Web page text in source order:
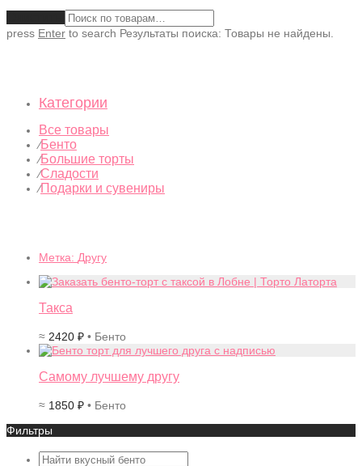
press Enter to search Результаты поиска: Товары не найдены.
Категории
Все товары
⁄Бенто
⁄Большие торты
⁄Сладости
⁄Подарки и сувениры
Метка: Другу
Такса
≈ 2420 ₽ • Бенто
Самому лучшему другу
≈ 1850 ₽ • Бенто
Фильтры
Поиск